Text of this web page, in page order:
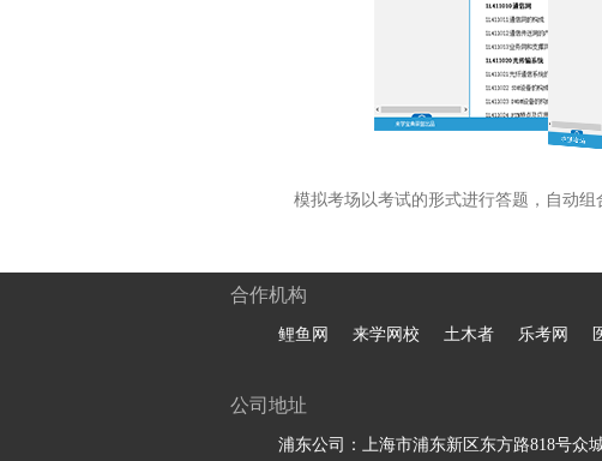
模拟考场以考试的形式进行答题，自动
合作机构
鲤鱼网 来学网校 土木者 乐考网
公司地址
浦东公司：上海市浦东新区东方路818号众